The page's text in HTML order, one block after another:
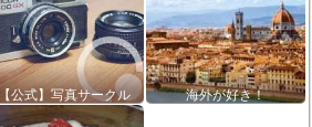
【公式】写真サークル 海外が好き！